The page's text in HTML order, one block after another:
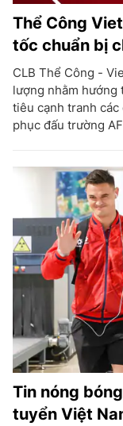
Thể Công
tốc chuẩn bị
CLB Thể Công -
lượng nhằm hướng
tiêu cạnh tranh
phục đấu trường
Tin nóng
tuyển Việt